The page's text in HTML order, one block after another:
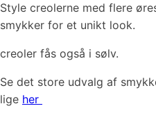
Style creolerne med flere
smykker for et unikt look.
creoler fås også i sølv.
Se det store udvalg af
lige her